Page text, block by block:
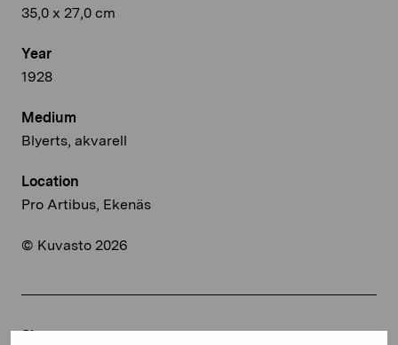
35,0 x 27,0 cm
Year
1928
Medium
Blyerts, akvarell
Location
Pro Artibus, Ekenäs
© Kuvasto 2026
Share: